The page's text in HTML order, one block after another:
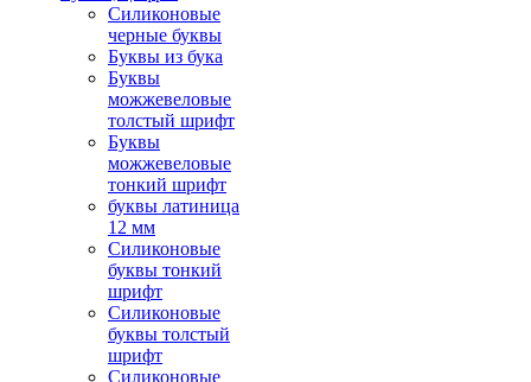
Силиконовые
черные буквы
Буквы из бука
Буквы
можжевеловые
толстый шрифт
Буквы
можжевеловые
тонкий шрифт
буквы латиница
12 мм
Силиконовые
буквы тонкий
шрифт
Силиконовые
буквы толстый
шрифт
Силиконовые